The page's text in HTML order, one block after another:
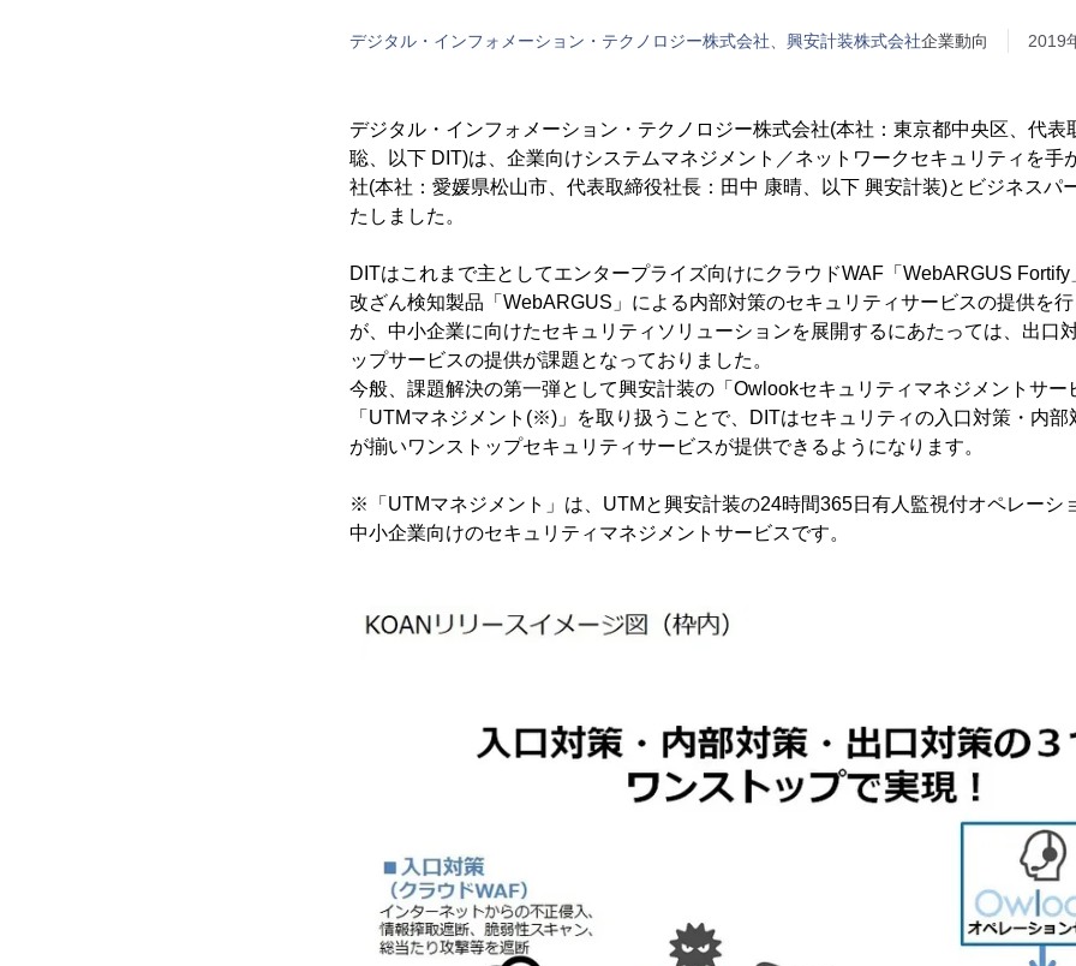
デジタル・インフォメーション・テクノロジー株式会社、興安計装株式会社企業動向 2019
デジタル・インフォメーション・テクノロジー株式会社(本社：東京都中央区、代表
聡、以下 DIT)は、企業向けシステムマネジメント／ネットワークセキュリティを手
社(本社：愛媛県松山市、代表取締役社長：田中 康晴、以下 興安計装)とビジネスパ
たしました。
DITはこれまで主としてエンタープライズ向けにクラウドWAF「WebARGUS Fortify
改ざん検知製品「WebARGUS」による内部対策のセキュリティサービスの提供を
が、中小企業に向けたセキュリティソリューションを展開するにあたっては、出口
ップサービスの提供が課題となっておりました。
今般、課題解決の第一弾として興安計装の「Owlookセキュリティマネジメントサー
「UTMマネジメント(※)」を取り扱うことで、DITはセキュリティの入口対策・内部
が揃いワンストップセキュリティサービスが提供できるようになります。
※「UTMマネジメント」は、UTMと興安計装の24時間365日有人監視付オペレーシ
中小企業向けのセキュリティマネジメントサービスです。